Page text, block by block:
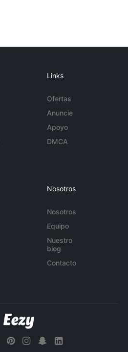
Links
Ofertas
Anuncie
Apoyo
DMCA
Nosotros
Nosotros
Equipo
Nuestro
blog
Contacto